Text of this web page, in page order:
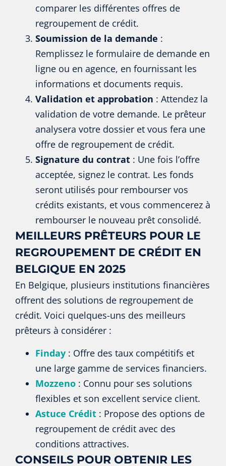
comparer les différentes offres de
regroupement de crédit.
Soumission de la demande :
Remplissez le formulaire de demande en
ligne ou en agence, en fournissant les
informations et documents requis.
Validation et approbation : Attendez la
validation de votre demande. Le prêteur
analysera votre dossier et vous fera une
offre de regroupement de crédit.
Signature du contrat : Une fois l’offre
acceptée, signez le contrat. Les fonds
seront utilisés pour rembourser vos
crédits existants, et vous commencerez à
rembourser le nouveau prêt consolidé.
MEILLEURS PRÊTEURS POUR LE
REGROUPEMENT DE CRÉDIT EN
BELGIQUE EN 2025
En Belgique, plusieurs institutions financières
offrent des solutions de regroupement de
crédit. Voici quelques-uns des meilleurs
prêteurs à considérer :
Finday : Offre des taux compétitifs et
une large gamme de services financiers.
Mozzeno : Connu pour ses solutions
flexibles et son excellent service client.
Astuce Crédit : Propose des options de
regroupement de crédit avec des
conditions attractives.
CONSEILS POUR OBTENIR LES